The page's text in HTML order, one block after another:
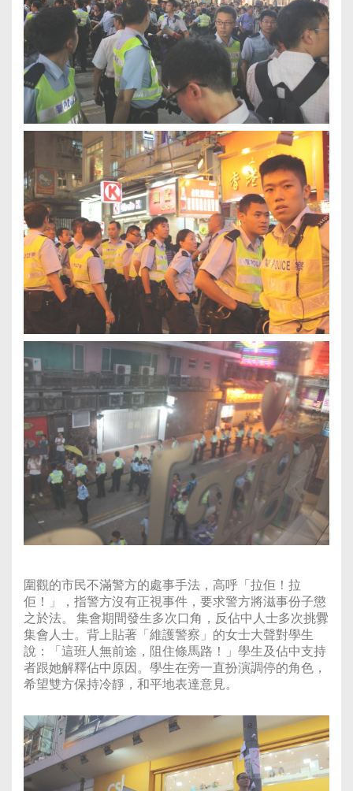
圍觀的市民不滿警方的處事手法，高呼「拉佢！拉
佢！」，指警方沒有正視事件，要求警方將滋事份子懲
之於法。 集會期間發生多次口角，反佔中人士多次挑釁
集會人士。背上貼著「維護警察」的女士大聲對學生
說：「這班人無前途，阻住條馬路！」學生及佔中支持
者跟她解釋佔中原因。學生在旁一直扮演調停的角色，
希望雙方保持冷靜，和平地表達意見。